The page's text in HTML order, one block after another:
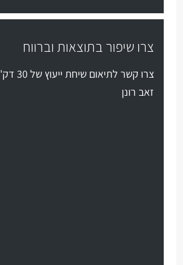
צרו שיפור בתוצאות וברווח
צרו קשר
זאב רונן